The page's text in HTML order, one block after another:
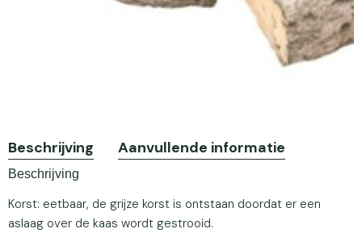
Beschrijving Aanvullende informatie
Beschrijving
Korst: eetbaar, de grijze korst is ontstaan doordat er een
aslaag over de kaas wordt gestrooid.